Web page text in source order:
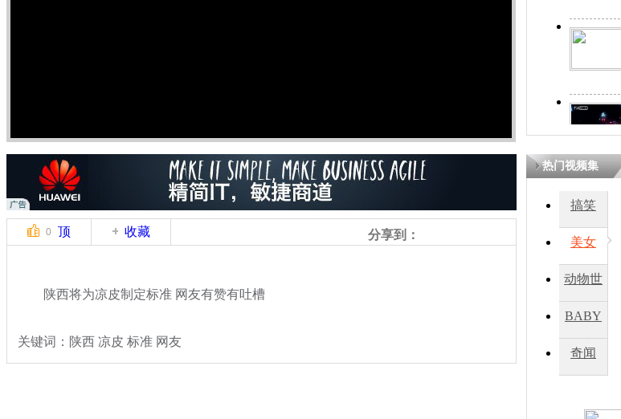
0 顶 收藏 分享到：
陕西将为凉皮制定标准 网友有赞有吐槽
关键词：陕西 凉皮 标准 网友
热门视频集
搞笑
美女
动物世
BABY
秀
奇闻